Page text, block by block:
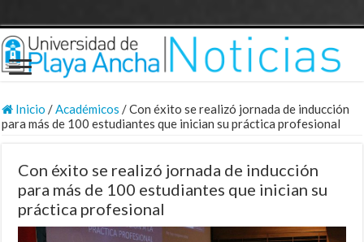
Inicio /Académicos /Con éxito se realizó jornada de inducción
para más de 100 estudiantes que inician su práctica profesional
Con éxito se realizó jornada de inducción
para más de 100 estudiantes que inician su
práctica profesional